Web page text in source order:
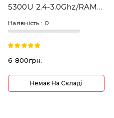
5300U 2.4-3.0Ghz/RAM
16GB/SSD 256GB)
Наявність : 0
6 800грн.
Немає На Складі